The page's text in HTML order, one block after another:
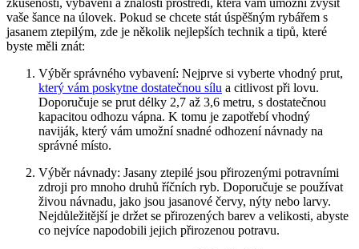
vaše šance na​ úlovek. Pokud se chcete stát úspěšným rybářem s
jasanem⁤ ztepilým, zde je několik nejlepších technik a tipů, které
‍byste měli znát:
Výběr správného vybavení: Nejprve si vyberte vhodný prut,
který vám poskytne dostatečnou sílu a citlivost při lovu.
Doporučuje se prut⁢ délky 2,7 až 3,6‍ metru, s​ dostatečnou
kapacitou odhozu vápna. K tomu​ je zapotřebí vhodný
naviják, který vám umožní snadné odhození návnady‌ na
správné místo.
Výběr návnady:‌ Jasany ztepilé jsou přirozenými potravními
zdroji pro mnoho druhů říčních ryb. Doporučuje se používat
živou návnadu, jako ⁢jsou jasanové červy, nýty nebo larvy.
Nejdůležitější je držet se přirozených⁢ barev⁤ a velikosti, abyste⁤
co nejvíce napodobili jejich přirozenou potravu.